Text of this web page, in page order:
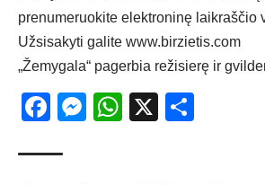
prenumeruokite elektroninę laikraščio
Užsisakyti galite www.birzietis.com
„Žemygala“ pagerbia režisierę ir
Facebook
Messenger
WhatsApp
X